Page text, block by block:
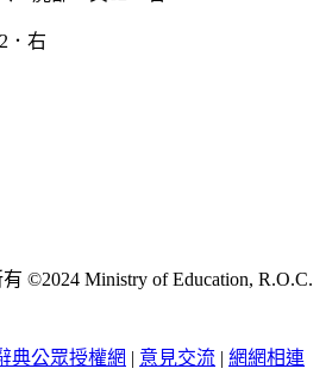
．右
©2024 Ministry of Education, R.O.C.
典公眾授權網 | 意見交流 | 網網相連